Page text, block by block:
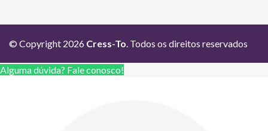
© Copyright 2026 Cress-To. Todos os direitos reservados
Alguma dúvida? Fale conosco!